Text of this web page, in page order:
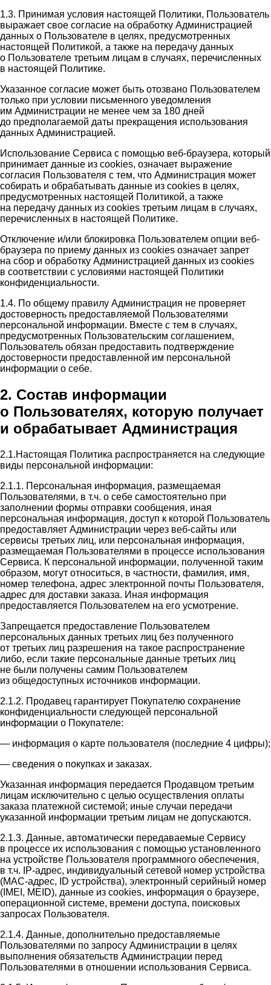
1.3. Принимая условия настоящей Политики, Пользователь
выражает свое согласие на обработку Администрацией
данных о Пользователе в целях, предусмотренных
настоящей Политикой, а также на передачу данных
о Пользователе третьим лицам в случаях, перечисленных
в настоящей Политике.
Указанное согласие может быть отозвано Пользователем
только при условии письменного уведомления
им Администрации не менее чем за 180 дней
до предполагаемой даты прекращения использования
данных Администрацией.
Использование Сервиса с помощью веб-браузера, который
принимает данные из cookies, означает выражение
согласия Пользователя с тем, что Администрация может
собирать и обрабатывать данные из cookies в целях,
предусмотренных настоящей Политикой, а также
на передачу данных из cookies третьим лицам в случаях,
перечисленных в настоящей Политике.
Отключение и/или блокировка Пользователем опции веб-
браузера по приему данных из cookies означает запрет
на сбор и обработку Администрацией данных из cookies
в соответствии с условиями настоящей Политики
конфиденциальности.
1.4. По общему правилу Администрация не проверяет
достоверность предоставляемой Пользователями
персональной информации. Вместе с тем в случаях,
предусмотренных Пользовательским соглашением,
Пользователь обязан предоставить подтверждение
достоверности предоставленной им персональной
информации о себе.
2. Состав информации
о Пользователях, которую получает
и обрабатывает Администрация
2.1.Настоящая Политика распространяется на следующие
виды персональной информации:
2.1.1. Персональная информация, размещаемая
Пользователями, в т.ч. о себе самостоятельно при
заполнении формы отправки сообщения, иная
персональная информация, доступ к которой Пользователь
предоставляет Администрации через веб-сайты или
сервисы третьих лиц, или персональная информация,
размещаемая Пользователями в процессе использования
Сервиса. К персональной информации, полученной таким
образом, могут относиться, в частности, фамилия, имя,
номер телефона, адрес электронной почты Пользователя,
адрес для доставки заказа. Иная информация
предоставляется Пользователем на его усмотрение.
Запрещается предоставление Пользователем
персональных данных третьих лиц без полученного
от третьих лиц разрешения на такое распространение
либо, если такие персональные данные третьих лиц
не были получены самим Пользователем
из общедоступных источников информации.
2.1.2. Продавец гарантирует Покупателю сохранение
конфиденциальности следующей персональной
информации о Покупателе:
— информация о карте пользователя (последние 4 цифры);
— сведения о покупках и заказах.
Указанная информация передается Продавцом третьим
лицам исключительно с целью осуществления оплаты
заказа платежной системой; иные случаи передачи
указанной информации третьим лицам не допускаются.
2.1.3. Данные, автоматически передаваемые Сервису
в процессе их использования с помощью установленного
на устройстве Пользователя программного обеспечения,
в т.ч. IP-адрес, индивидуальный сетевой номер устройства
(MAC-адрес, ID устройства), электронный серийный номер
(IMEI, MEID), данные из cookies, информация о браузере,
операционной системе, времени доступа, поисковых
запросах Пользователя.
2.1.4. Данные, дополнительно предоставляемые
Пользователями по запросу Администрации в целях
выполнения обязательств Администрации перед
Пользователями в отношении использования Сервиса.